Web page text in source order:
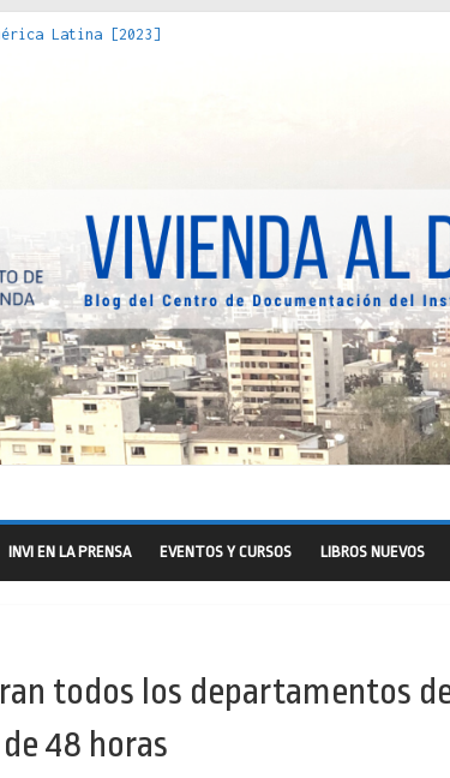
Latina [2023]
INVI EN LA PRENSA EVENTOS Y CURSOS LIBROS NUEVOS
todos los departamentos
48 horas